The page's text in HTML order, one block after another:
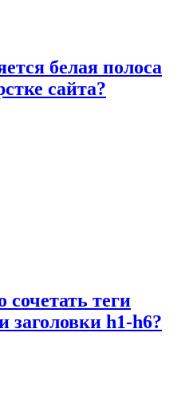
белая полоса
сайта?
теги
заголовки h1-h6?